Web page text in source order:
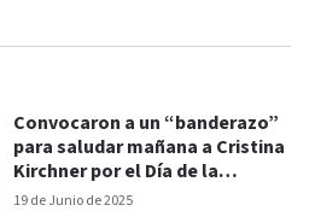
19 de Junio de 2025
Convocaron a un “banderazo”
para saludar mañana a Cristina
Kirchner por el Día de la
Bandera